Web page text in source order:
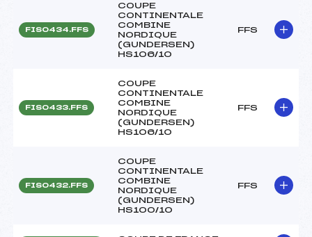
FIS0434.FFS
COUPE
CONTINENTALE
COMBINE
NORDIQUE
(GUNDERSEN)
HS106/10
FFS
FIS0433.FFS
COUPE
CONTINENTALE
COMBINE
NORDIQUE
(GUNDERSEN)
HS106/10
FFS
FIS0432.FFS
COUPE
CONTINENTALE
COMBINE
NORDIQUE
(GUNDERSEN)
HS100/10
FFS